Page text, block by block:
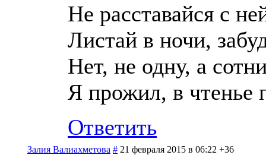
Не расставайся с
Листай в ночи,
Нет, не одну, а
Я прожил, в чтенье
Ответить
Залия Валиахметова # 21 февраля 2015 в 06:22 +36